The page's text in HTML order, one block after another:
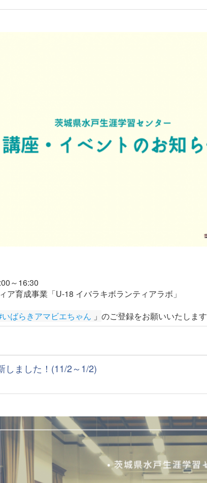
～16:30
成事業「U-18 イバラキボランティアラボ」
いばらきアマビエちゃん 」 のご登録をお願いいたします
しました！(11/2～1/2)